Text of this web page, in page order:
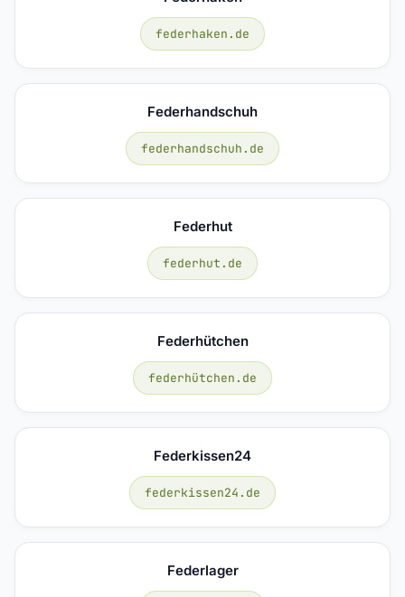
federhaken.de
Federhandschuh
federhandschuh.de
Federhut
federhut.de
Federhütchen
federhütchen.de
Federkissen24
federkissen24.de
Federlager